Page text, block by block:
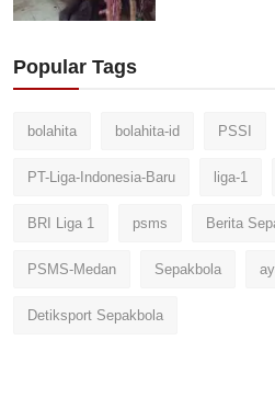
Popular Tags
bolahita bolahita-id PSSI
PT-Liga-Indonesia-Baru liga-1
BRI Liga 1 psms Berita
PSMS-Medan Sepakbola
Detiksport Sepakbola